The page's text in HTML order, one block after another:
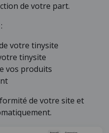
de votre part.
votre tinysite
tinysite
vos produits
de votre site et